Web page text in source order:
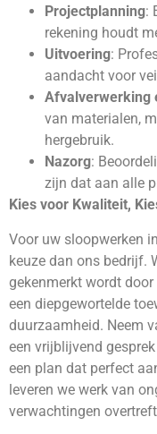
Projectplanning:
rekening houdt
Uitvoering:
aandacht voor
Afvalverwerking
van materialen,
hergebruik.
Nazorg:
zijn dat aan alle
Kies voor Kwaliteit,
Voor uw sloopwerken
keuze dan ons bedrijf.
gekenmerkt wordt
een diepgewortelde
duurzaamheid. Neem
een vrijblijvend
een plan dat perfect
leveren we werk van
verwachtingen